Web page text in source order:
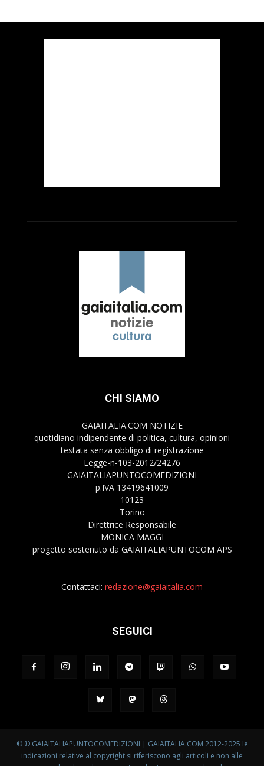
CHI SIAMO
GAIAITALIA.COM NOTIZIE
quotidiano indipendente di politica, cultura, opinioni
testata senza obbligo di registrazione
Legge-n-103-2012/24276
GAIAITALIAPUNTOCOMEDIZIONI
p.IVA 13419641009
10123
Torino
Direttrice Responsabile
MONICA MAGGI
progetto sostenuto da GAIAITALIAPUNTOCOM APS
Contattaci: redazione@gaiaitalia.com
SEGUICI
© © GAIAITALIAPUNTOCOMEDIZIONI | GAIAITALIA.COM 2012-2025 le
indicazioni relative al copyright si riferiscono agli articoli e non alle